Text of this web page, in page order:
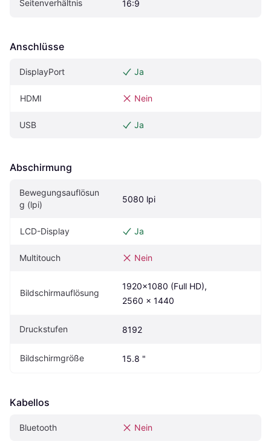
Seitenverhältnis 16:9
Anschlüsse
DisplayPort Ja
HDMI Nein
USB Ja
Abschirmung
Bewegungsauflösun
g (lpi)
5080 lpi
LCD-Display Ja
Multitouch Nein
Bildschirmauflösung
1920x1080 (Full HD),
2560 x 1440
Druckstufen 8192
Bildschirmgröße 15.8 "
Kabellos
Bluetooth Nein